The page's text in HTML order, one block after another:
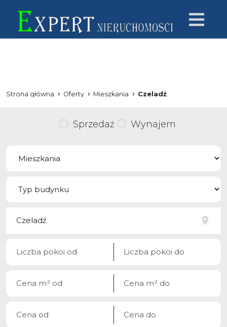
Strona główna Oferty Mieszkania Czeladź
Sprzedaż Wynajem